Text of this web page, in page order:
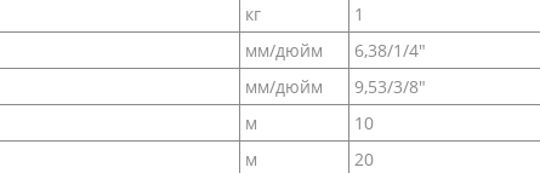
кг
1
мм/дюйм
6,38/1/4″
мм/дюйм
9,53/3/8″
м
10
м
20